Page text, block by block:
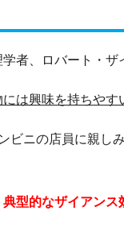
者、ロバート・ザ
は興味を持ちやす
ビニの店員に親し
典型的なザイアンス